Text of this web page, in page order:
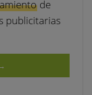
de
publicitarias